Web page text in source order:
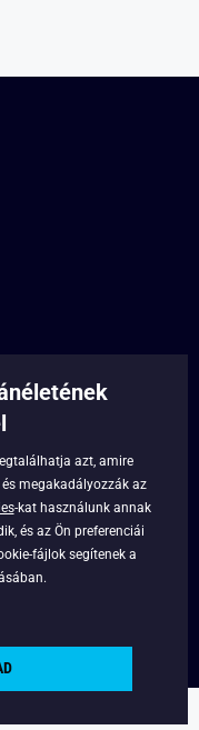
azt, amire
megakadályozzák az
-kat használunk annak
és az Ön preferenciái
fájlok segítenek a